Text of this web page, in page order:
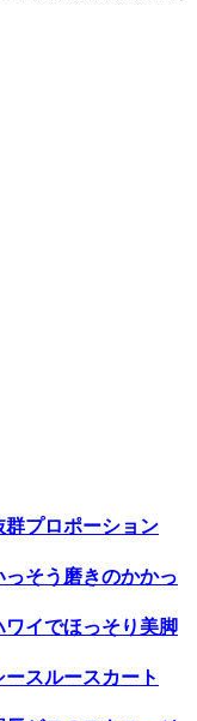
群プロポーション
そう磨きのかかっ
ワイでほっそり美脚
スルースカート